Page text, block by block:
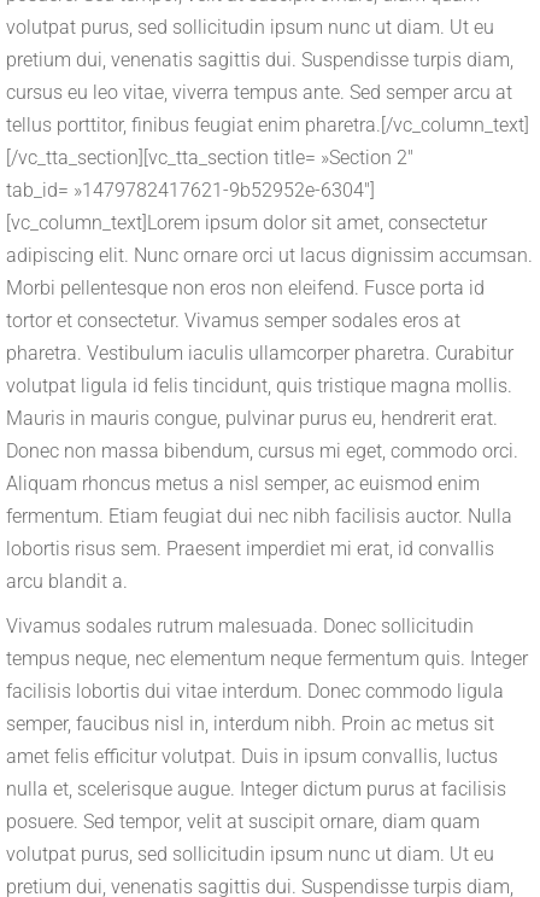
volutpat purus, sed sollicitudin ipsum nunc ut diam. Ut eu
pretium dui, venenatis sagittis dui. Suspendisse turpis diam,
cursus eu leo vitae, viverra tempus ante. Sed semper arcu at
tellus porttitor, finibus feugiat enim pharetra.[/vc_column_text]
[/vc_tta_section][vc_tta_section title= »Section 2″
tab_id= »1479782417621-9b52952e-6304″]
[vc_column_text]Lorem ipsum dolor sit amet, consectetur
adipiscing elit. Nunc ornare orci ut lacus dignissim accumsan.
Morbi pellentesque non eros non eleifend. Fusce porta id
tortor et consectetur. Vivamus semper sodales eros at
pharetra. Vestibulum iaculis ullamcorper pharetra. Curabitur
volutpat ligula id felis tincidunt, quis tristique magna mollis.
Mauris in mauris congue, pulvinar purus eu, hendrerit erat.
Donec non massa bibendum, cursus mi eget, commodo orci.
Aliquam rhoncus metus a nisl semper, ac euismod enim
fermentum. Etiam feugiat dui nec nibh facilisis auctor. Nulla
lobortis risus sem. Praesent imperdiet mi erat, id convallis
arcu blandit a.
Vivamus sodales rutrum malesuada. Donec sollicitudin
tempus neque, nec elementum neque fermentum quis. Integer
facilisis lobortis dui vitae interdum. Donec commodo ligula
semper, faucibus nisl in, interdum nibh. Proin ac metus sit
amet felis efficitur volutpat. Duis in ipsum convallis, luctus
nulla et, scelerisque augue. Integer dictum purus at facilisis
posuere. Sed tempor, velit at suscipit ornare, diam quam
volutpat purus, sed sollicitudin ipsum nunc ut diam. Ut eu
pretium dui, venenatis sagittis dui. Suspendisse turpis diam,